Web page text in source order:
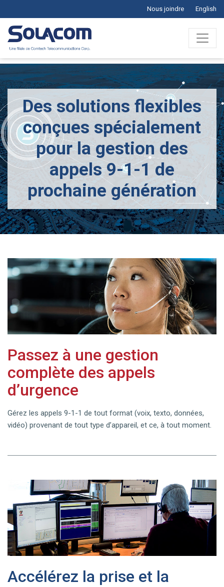
Nous joindre English
Des solutions flexibles
conçues spécialement
pour la gestion des
appels 9-1-1 de
prochaine génération
Passez à une gestion
complète des appels
d’urgence
Gérez les appels 9-1-1 de tout format (voix, texto, données,
vidéo) provenant de tout type d’appareil, et ce, à tout moment.
Accélérez la prise et la